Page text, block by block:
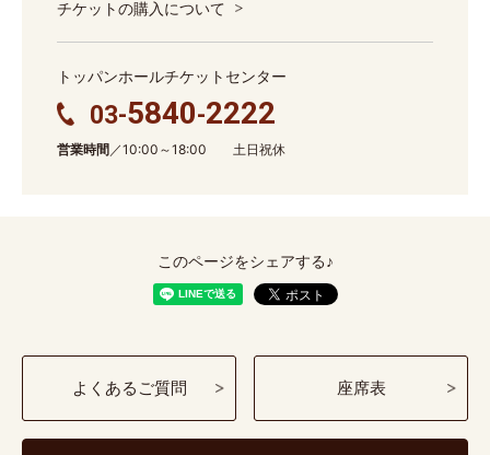
チケットの購入について
トッパンホールチケットセンター
03-5840-2222
営業時間 ／10:00～18:00 土日祝休
このページをシェアする♪
よくあるご質問 座席表